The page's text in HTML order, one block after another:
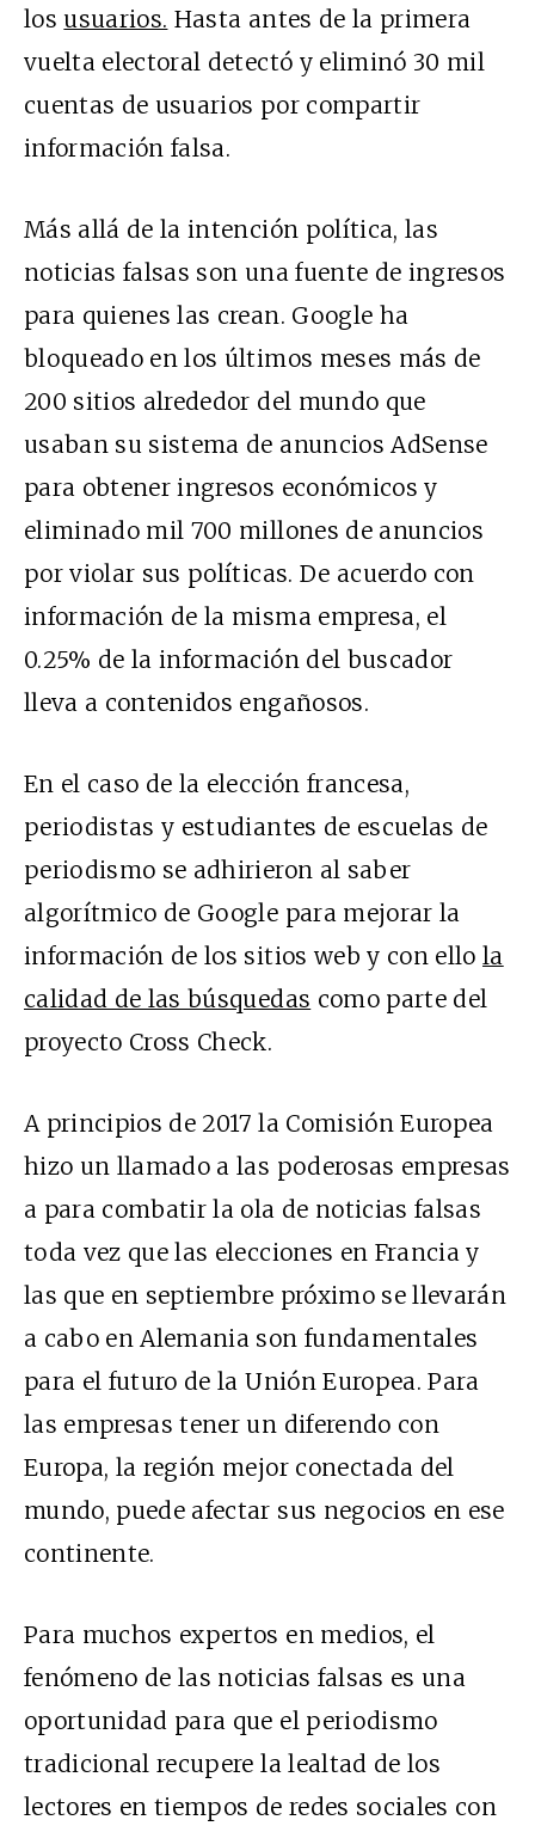
los usuarios. Hasta antes de la primera
vuelta electoral detectó y eliminó 30 mil
cuentas de usuarios por compartir
información falsa.
Más allá de la intención política, las
noticias falsas son una fuente de ingresos
para quienes las crean. Google ha
bloqueado en los últimos meses más de
200 sitios alrededor del mundo que
usaban su sistema de anuncios AdSense
para obtener ingresos económicos y
eliminado mil 700 millones de anuncios
por violar sus políticas. De acuerdo con
información de la misma empresa, el
0.25% de la información del buscador
lleva a contenidos engañosos.
En el caso de la elección francesa,
periodistas y estudiantes de escuelas de
periodismo se adhirieron al saber
algorítmico de Google para mejorar la
información de los sitios web y con ellola
calidad de las búsquedas como parte del
proyecto Cross Check.
A principios de 2017 la Comisión Europea
hizo un llamado a las poderosas empresas
a para combatir la ola de noticias falsas
toda vez que las elecciones en Francia y
las que en septiembre próximo se llevarán
a cabo en Alemania son fundamentales
para el futuro de la Unión Europea. Para
las empresas tener un diferendo con
Europa, la región mejor conectada del
mundo, puede afectar sus negocios en ese
continente.
Para muchos expertos en medios, el
fenómeno de las noticias falsas es una
oportunidad para que el periodismo
tradicional recupere la lealtad de los
lectores en tiempos de redes sociales con